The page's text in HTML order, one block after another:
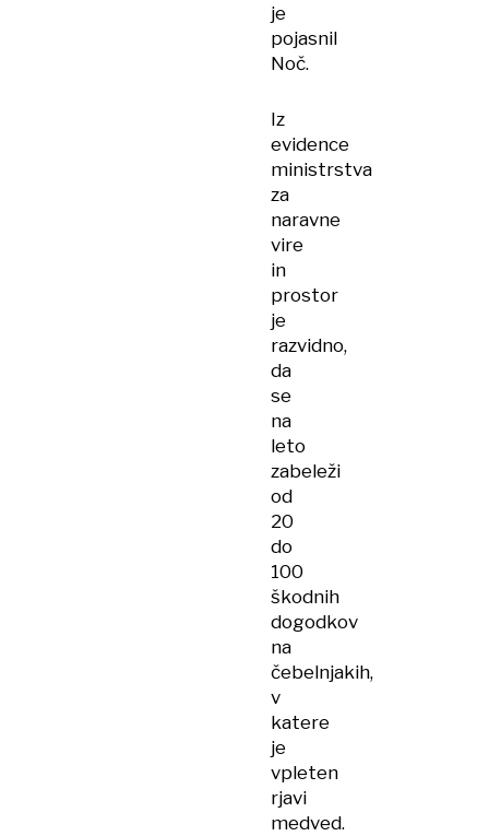
je
pojasnil
Noč.
Iz
evidence
ministrstva
za
naravne
vire
in
prostor
je
razvidno,
da
se
na
leto
zabeleži
od
20
do
100
škodnih
dogodkov
na
čebelnjakih,
v
katere
je
vpleten
rjavi
medved.